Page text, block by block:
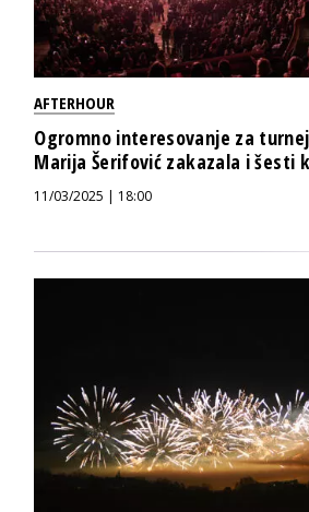
AFTERHOUR
Ogromno interesovanje za
Marija Šerifović zakazala i šesti
11/03/2025 | 18:00